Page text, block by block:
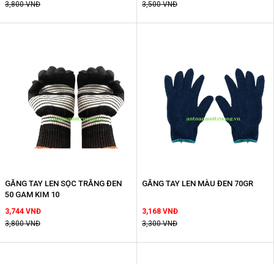
3,800 VNĐ
3,500 VNĐ
GĂNG TAY LEN SỌC TRĂNG ĐEN
50 GAM KIM 10
3,744 VNĐ
3,800 VNĐ
GĂNG TAY LEN MÀU ĐEN 70GR
3,168 VNĐ
3,300 VNĐ